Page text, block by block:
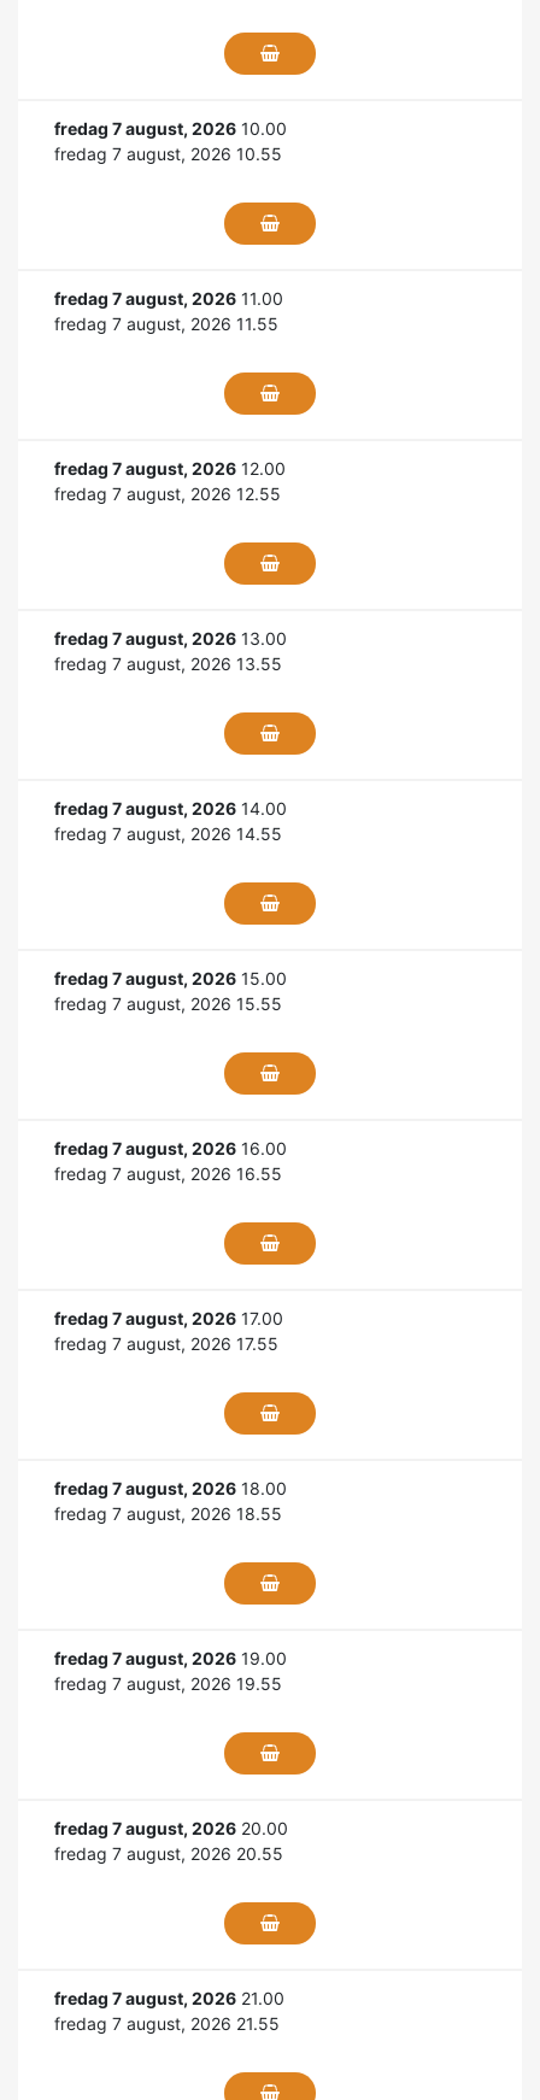
fredag 7 august, 2026 10.00
fredag 7 august, 2026 10.55
fredag 7 august, 2026 11.00
fredag 7 august, 2026 11.55
fredag 7 august, 2026 12.00
fredag 7 august, 2026 12.55
fredag 7 august, 2026 13.00
fredag 7 august, 2026 13.55
fredag 7 august, 2026 14.00
fredag 7 august, 2026 14.55
fredag 7 august, 2026 15.00
fredag 7 august, 2026 15.55
fredag 7 august, 2026 16.00
fredag 7 august, 2026 16.55
fredag 7 august, 2026 17.00
fredag 7 august, 2026 17.55
fredag 7 august, 2026 18.00
fredag 7 august, 2026 18.55
fredag 7 august, 2026 19.00
fredag 7 august, 2026 19.55
fredag 7 august, 2026 20.00
fredag 7 august, 2026 20.55
fredag 7 august, 2026 21.00
fredag 7 august, 2026 21.55